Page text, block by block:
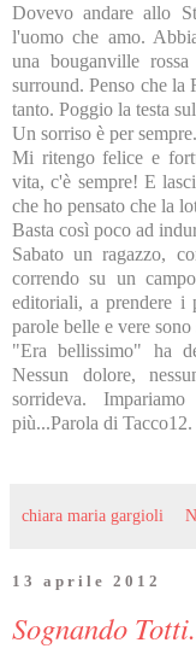
Dovevo andare allo
l'uomo che amo.
una bouganville
surround. Penso che la
tanto. Poggio la testa
Un sorriso è per sempre.
Mi ritengo felice e
vita, c'è sempre! E
che ho pensato che la
Basta così poco ad
Sabato un ragazzo,
correndo su un
editoriali, a prendere i
parole belle e vere sono
"Era bellissimo" ha
Nessun dolore,
sorrideva.
più...Parola di Tacco12.
chiara maria gargioli
13 aprile 2012
Sognando